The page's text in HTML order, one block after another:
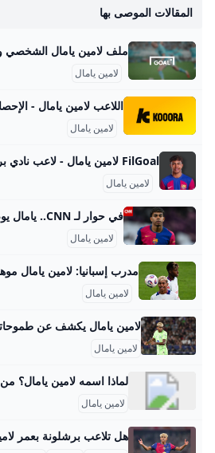
المقالات الموصى بها
لامين يامال
لامين يامال
لامين يامال
لامين يامال
لامين يامال
لامين يامال
لامين يامال